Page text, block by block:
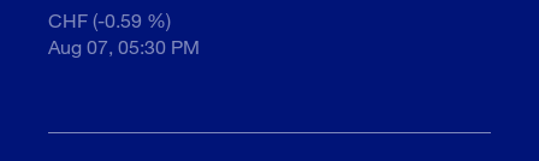
CHF (-0.59 %)
Aug 07, 05:30 PM